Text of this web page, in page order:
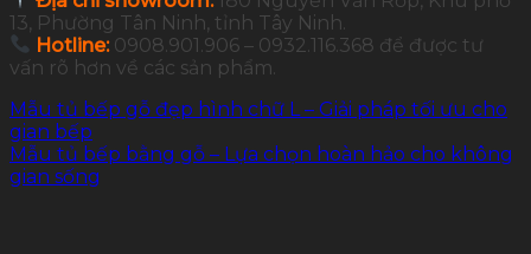
13, Phường Tân Ninh, tỉnh Tây Ninh.
Hotline: 0908.901.906 – 0932.116.368 để được tư
vấn rõ hơn về các sản phẩm.
Mẫu tủ bếp gỗ đẹp hình chữ L – Giải pháp tối ưu cho
gian bếp
Mẫu tủ bếp bằng gỗ – Lựa chọn hoàn hảo cho không
gian sống